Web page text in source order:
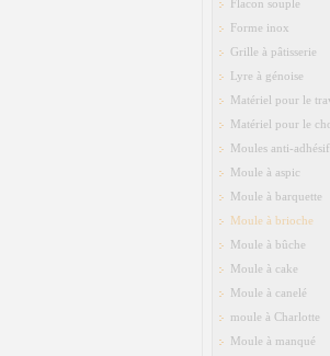
Flacon souple
Forme inox
Grille à pâtisserie
Lyre à génoise
Matériel pour le
Matériel pour le
Moules anti-
Moule à aspic
Moule à barquette
Moule à brioche
Moule à bûche
Moule à cake
Moule à canelé
moule à Charlotte
Moule à manqué